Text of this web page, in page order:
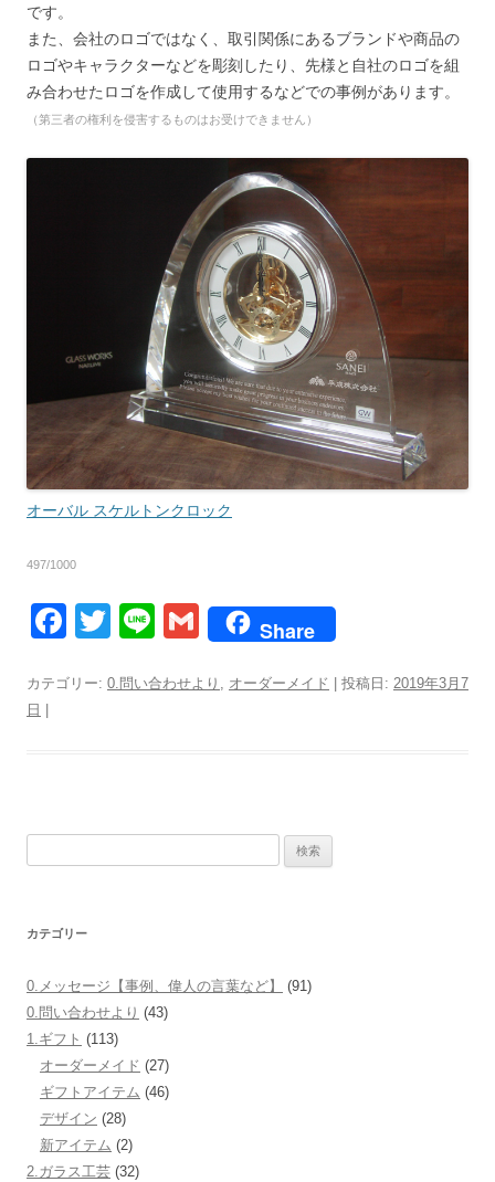
です。
また、会社のロゴではなく、取引関係にあるブランドや商品の
ロゴやキャラクターなどを彫刻したり、先様と自社のロゴを組
み合わせたロゴを作成して使用するなどでの事例があります。
（第三者の権利を侵害するものはお受けできません）
オーバル スケルトンクロック
497/1000
F
c
o
k
T
tt
Li
e
G
ail
Share
カテゴリー: 0.問い合わせより , オーダーメイド | 投稿日: 2019年3月7
日
カテゴリー
0.メッセージ【事例、偉人の言葉など】
(91)
0.問い合わせより (43)
1.ギフト (113)
オーダーメイド (27)
ギフトアイテム (46)
デザイン (28)
新アイテム (2)
2.ガラス工芸 (32)